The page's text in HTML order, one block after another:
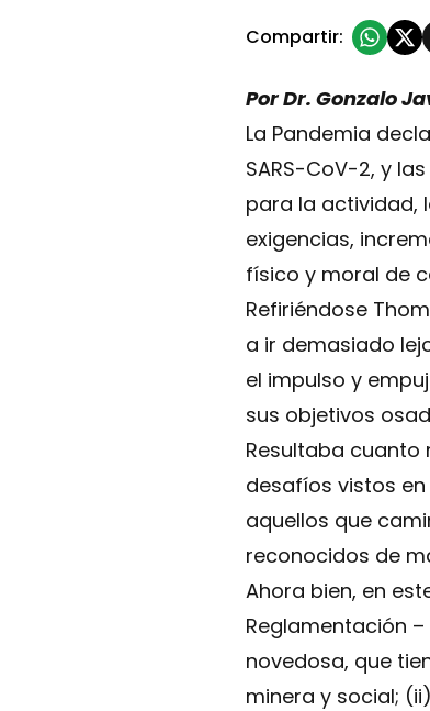
Compartir:
Por Dr. Gonzalo
La Pandemia
SARS-CoV-2, y
para la actividad,
exigencias,
físico y moral de
Refiriéndose
a ir demasiado
el impulso y
sus objetivos
Resultaba cuanto
desafíos vistos
aquellos que
reconocidos de
Ahora bien, en
Reglamentación
novedosa, que
minera y social;